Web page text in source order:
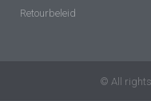
Retourbeleid
© All rights